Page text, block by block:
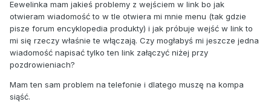
Eewelinka mam jakieś problemy z wejściem w link bo jak
otwieram wiadomość to w tle otwiera mi mnie menu (tak gdzie
pisze forum encyklopedia produkty) i jak próbuje wejść w link to
mi się rzeczy właśnie te włączają. Czy mogłabyś mi jeszcze jedna
wiadomość napisać tylko ten link załączyć niżej przy
pozdrowieniach?
Mam ten sam problem na telefonie i dlatego muszę na kompa
siąść.